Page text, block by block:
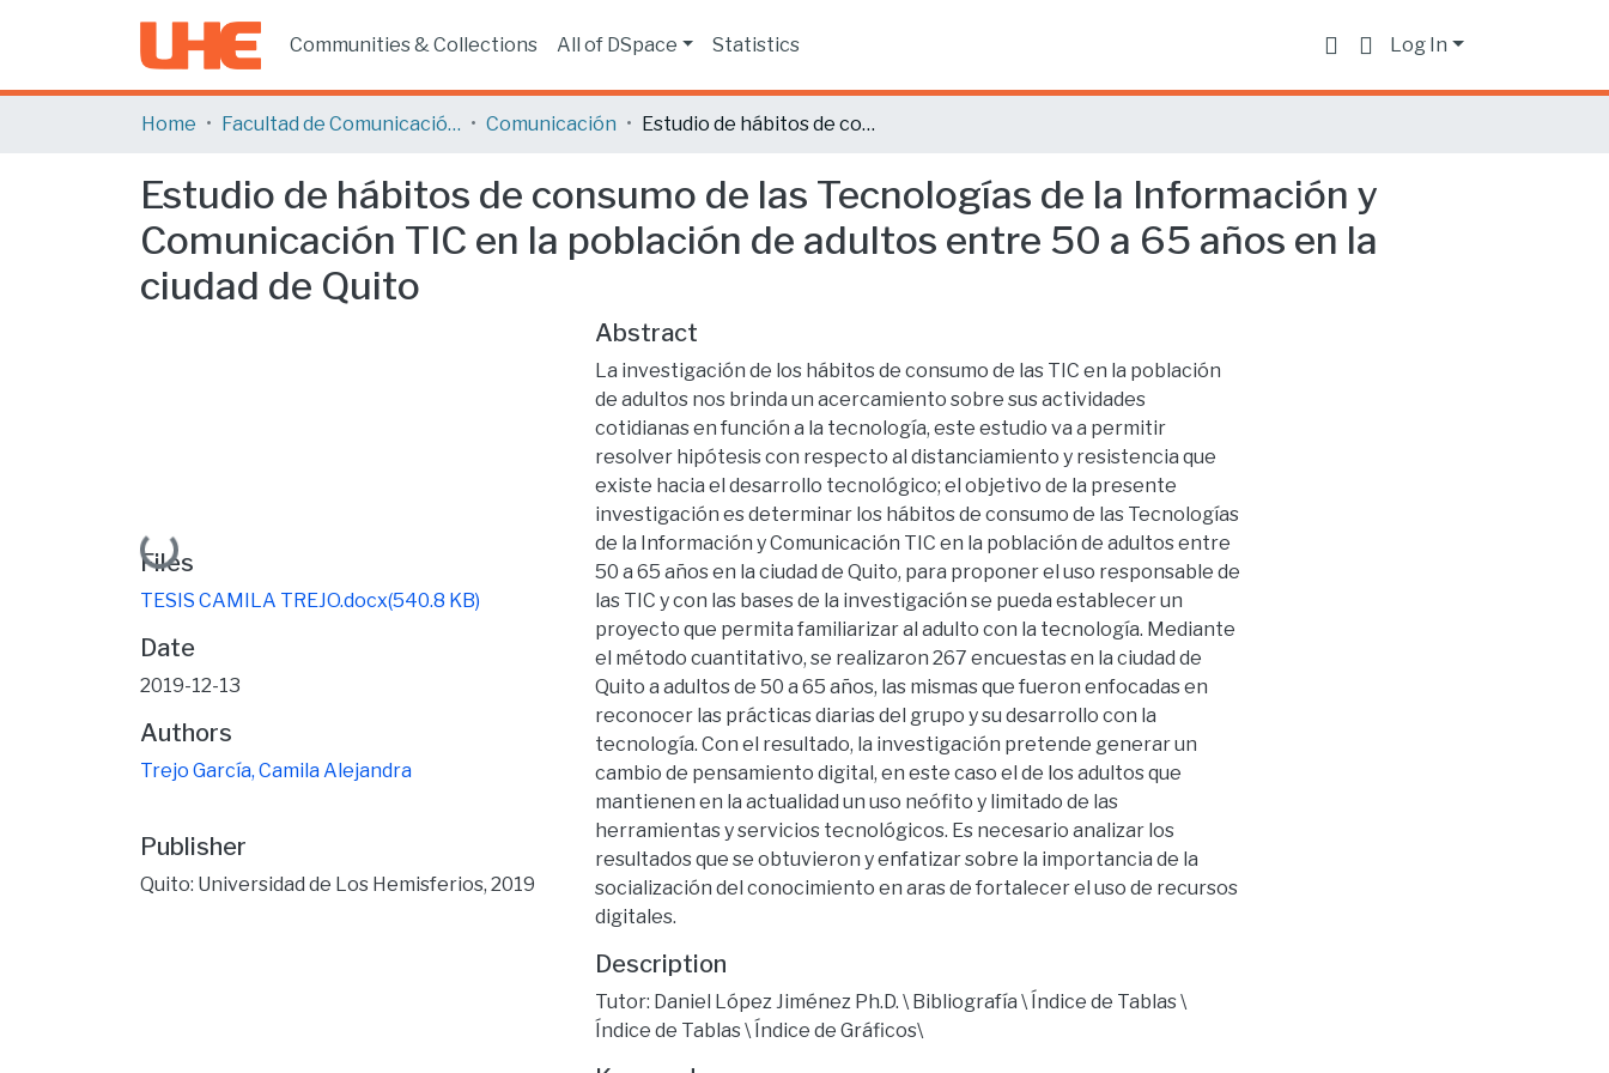
Communities & Collections All of DSpace Statistics Log In
Home Facultad de Comunicación y Tecnologías de la Información Comunicación Estudio de hábitos de consumo de las Tecnologías de la Información y Comunicación TIC en la población de adultos entre 50 a 65 años en la ciudad de Quito
Estudio de hábitos de consumo de las Tecnologías de la Información y
Comunicación TIC en la población de adultos entre 50 a 65 años en la
ciudad de Quito
Loading...
Files
TESIS CAMILA TREJO.docx(540.8 KB)
Date
2019-12-13
Authors
Trejo García, Camila Alejandra
Publisher
Quito: Universidad de Los Hemisferios, 2019
Abstract
La investigación de los hábitos de consumo de las TIC en la población
de adultos nos brinda un acercamiento sobre sus actividades
cotidianas en función a la tecnología, este estudio va a permitir
resolver hipótesis con respecto al distanciamiento y resistencia que
existe hacia el desarrollo tecnológico; el objetivo de la presente
investigación es determinar los hábitos de consumo de las Tecnologías
de la Información y Comunicación TIC en la población de adultos entre
50 a 65 años en la ciudad de Quito, para proponer el uso responsable de
las TIC y con las bases de la investigación se pueda establecer un
proyecto que permita familiarizar al adulto con la tecnología. Mediante
el método cuantitativo, se realizaron 267 encuestas en la ciudad de
Quito a adultos de 50 a 65 años, las mismas que fueron enfocadas en
reconocer las prácticas diarias del grupo y su desarrollo con la
tecnología. Con el resultado, la investigación pretende generar un
cambio de pensamiento digital, en este caso el de los adultos que
mantienen en la actualidad un uso neófito y limitado de las
herramientas y servicios tecnológicos. Es necesario analizar los
resultados que se obtuvieron y enfatizar sobre la importancia de la
socialización del conocimiento en aras de fortalecer el uso de recursos
digitales.
Description
Tutor: Daniel López Jiménez Ph.D. \ Bibliografía \ Índice de Tablas \
Índice de Tablas \ Índice de Gráficos\